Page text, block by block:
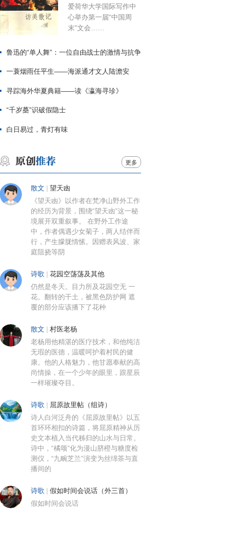
爱荷华大学国际写作中
心举办第一届“中国周
末”文会……
鲁迅的“单人舞”：一位自由战士的激情与抗争
一蓑烟雨任平生——海派通才文人陆澹安
寻踪海外华夏典籍——读《瀛海寻珍》
“千岁蘽”识破假隐士
白日易过，青灯有味
更多
散文 望天凼
《望天凼》以作者在梵净山野外工作
的经历为背景，围绕“望天凼”这一秘
境展开双重叙事。 在野外工作途
中，作者偶遇少女菊子，两人结伴而
行，产生朦胧情愫。因赠表风波、家
庭阻挠等阴
诗歌 花园空荡荡及其他
仍然是冬天。目力所及花园空无 一
花。翻转的干土，被黑色防护网 遮
覆的部分应该播下了花种
散文 村医老杨
老杨用他精湛的医疗技术，和他纯洁
无瑕的医德，温暖呵护着村民的健
康。他的人格魅力，他甘愿奉献的高
尚情操，在一个少年的眼里，跟星辰
一样璀璨夺目。
诗歌 屈原故里帖（组诗）
诗人白河泛舟的《屈原故里帖》以五
首环环相扣的诗篇，将屈原精神从历
史文本植入当代秭归的山水与日常。
诗中，“橘颂”化为漫山脐橙与糖度检
测仪，“九畹芝兰”演变为丝绵茶与直
播间的
诗歌 假如时间会说话（外三首）
假如时间会说话